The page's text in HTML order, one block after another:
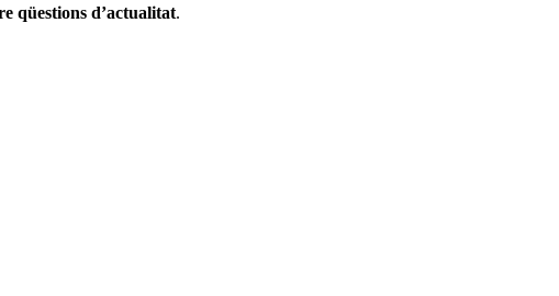
qüestions d’actualitat.